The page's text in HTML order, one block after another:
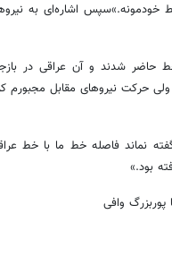
خودمونه.»سپس اشاره‌ای به
حاضر شدند و آن عراقی در
حرکت نیروهای مقابل
وافی